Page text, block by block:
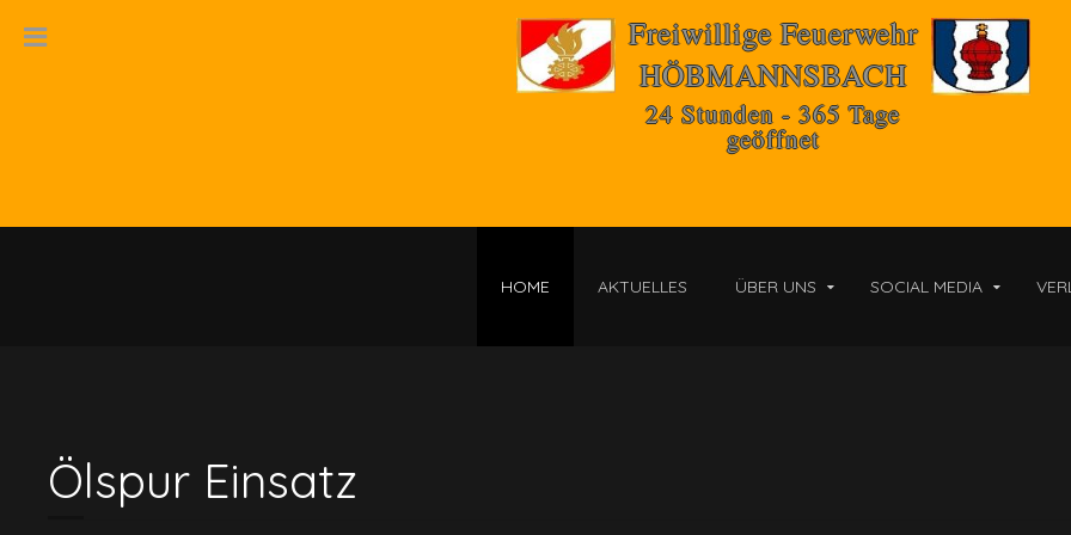
Freiwillige Feuerwehr
HÖBMANNSBACH
24 Stunden - 365 Tage
geöffnet
HOME AKTUELLES ÜBER UNS SOCIAL MEDIA
Ölspur Einsatz